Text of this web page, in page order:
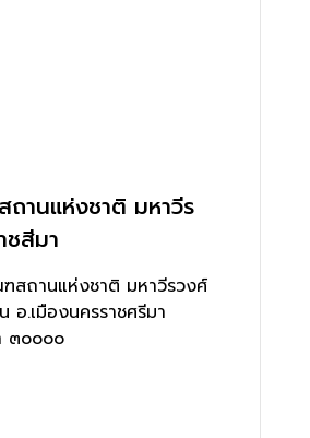
านแห่งชาติ มหาวีร
ชสีมา
ถานแห่งชาติ มหาวีรวงศ์
อ.เมืองนครราชศรีมา
๓๐๐๐๐